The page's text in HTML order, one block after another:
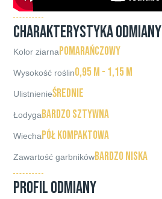
CHARAKTERYSTYKA ODMIANY
Kolor ziarnapomarańczowy
Wysokość roślin0,95 m - 1,15 m
Ulistnienieśrednie
Łodygabardzo sztywna
Wiechapół kompaktowa
Zawartość garbnikówbardzo niska
PROFIL ODMIANY